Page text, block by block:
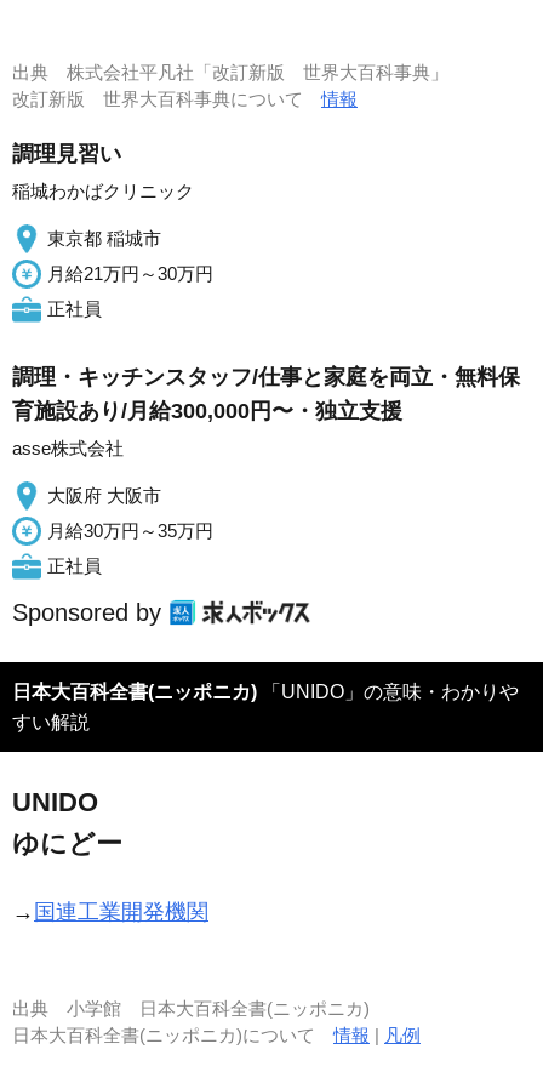
出典 株式会社平凡社「改訂新版 世界大百科事典」
改訂新版 世界大百科事典について情報
調理見習い
稲城わかばクリニック
東京都 稲城市
月給21万円～30万円
正社員
調理・キッチンスタッフ/仕事と家庭を両立・無料保
育施設あり/月給300,000円〜・独立支援
asse株式会社
大阪府 大阪市
月給30万円～35万円
正社員
Sponsored by
日本大百科全書(ニッポニカ) 「UNIDO」の意味・わかりや
すい解説
UNIDO
ゆにどー
→ 国連工業開発機関
出典 小学館 日本大百科全書(ニッポニカ)
日本大百科全書(ニッポニカ)について情報 | 凡例